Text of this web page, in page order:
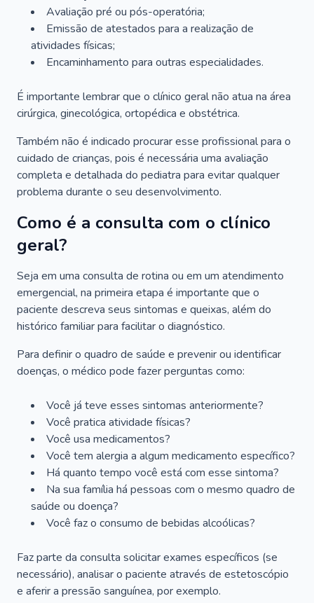
Avaliação pré ou pós-operatória;
Emissão de atestados para a realização de
atividades físicas;
Encaminhamento para outras especialidades.
É importante lembrar que o clínico geral não atua na área
cirúrgica, ginecológica, ortopédica e obstétrica.
Também não é indicado procurar esse profissional para o
cuidado de crianças, pois é necessária uma avaliação
completa e detalhada do pediatra para evitar qualquer
problema durante o seu desenvolvimento.
Como é a consulta com o clínico
geral?
Seja em uma consulta de rotina ou em um atendimento
emergencial, na primeira etapa é importante que o
paciente descreva seus sintomas e queixas, além do
histórico familiar para facilitar o diagnóstico.
Para definir o quadro de saúde e prevenir ou identificar
doenças, o médico pode fazer perguntas como:
Você já teve esses sintomas anteriormente?
Você pratica atividade físicas?
Você usa medicamentos?
Você tem alergia a algum medicamento específico?
Há quanto tempo você está com esse sintoma?
Na sua família há pessoas com o mesmo quadro de
saúde ou doença?
Você faz o consumo de bebidas alcoólicas?
Faz parte da consulta solicitar exames específicos (se
necessário), analisar o paciente através de estetoscópio
e aferir a pressão sanguínea, por exemplo.